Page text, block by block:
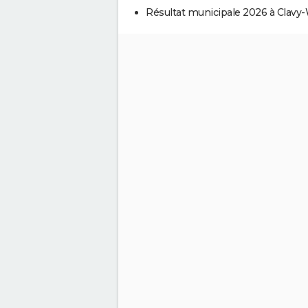
Résultat municipale 2026 à Clavy-